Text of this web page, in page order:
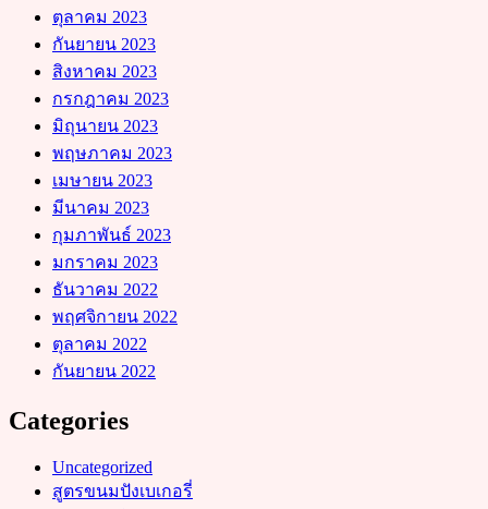
ตุลาคม 2023
กันยายน 2023
สิงหาคม 2023
กรกฎาคม 2023
มิถุนายน 2023
พฤษภาคม 2023
เมษายน 2023
มีนาคม 2023
กุมภาพันธ์ 2023
มกราคม 2023
ธันวาคม 2022
พฤศจิกายน 2022
ตุลาคม 2022
กันยายน 2022
Categories
Uncategorized
สูตรขนมปังเบเกอรี่